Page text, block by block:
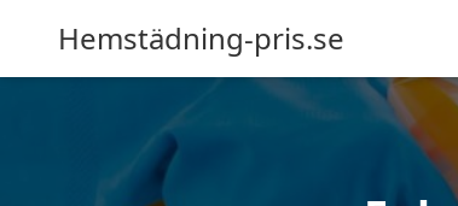
Hemstädning-pris.se